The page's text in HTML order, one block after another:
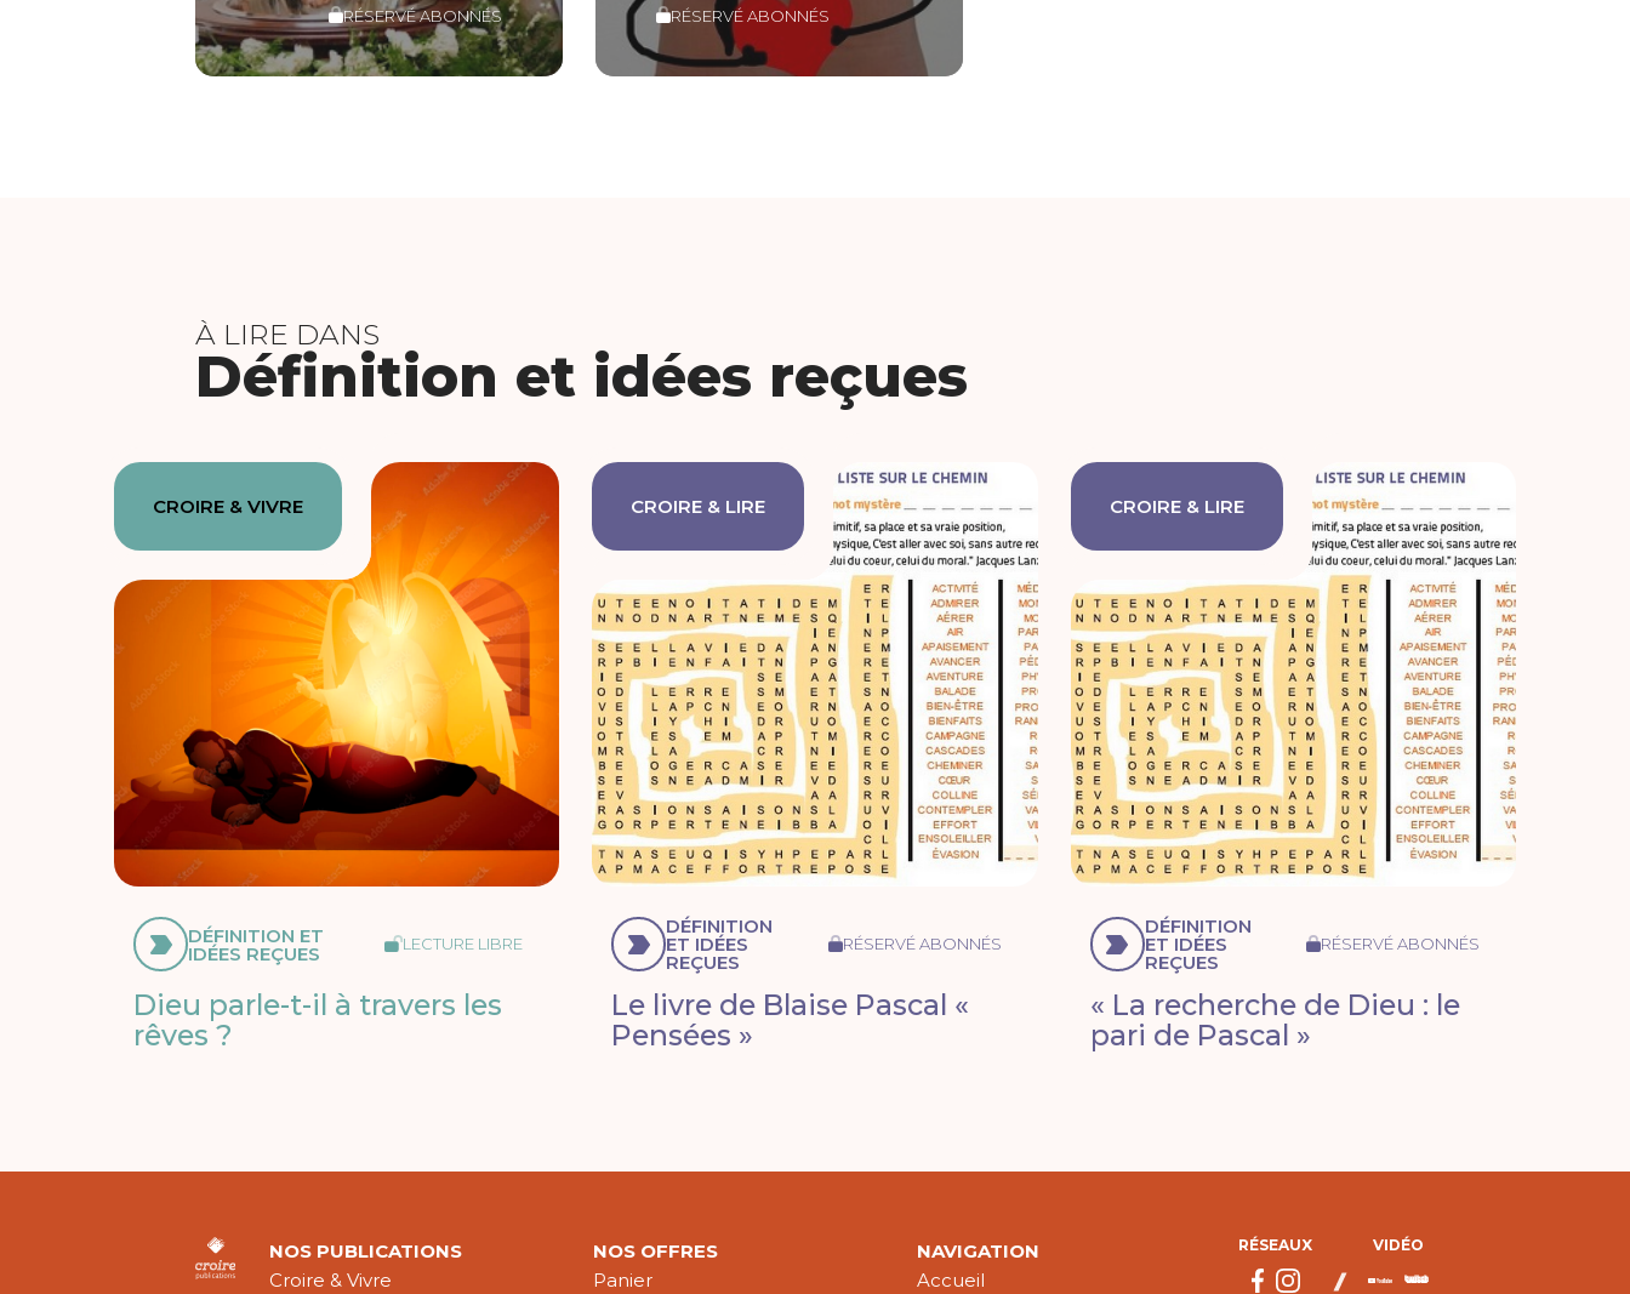
RÉSERVÉ ABONNÉS RÉSERVÉ ABONNÉS
À LIRE DANS
Définition et idées reçues
CROIRE & VIVRE
DÉFINITION ET
IDÉES REÇUES LECTURE LIBRE
Dieu parle-t-il à travers les
rêves ?
CROIRE & LIRE
DÉFINITION
ET IDÉES
REÇUES
RÉSERVÉ ABONNÉS
Le livre de Blaise Pascal «
Pensées »
CROIRE & LIRE
DÉFINITION
ET IDÉES
REÇUES
RÉSERVÉ ABONNÉS
« La recherche de Dieu : le
pari de Pascal »
NOS PUBLICATIONS
Croire & Vivre
NOS OFFRES
Panier
NAVIGATION
Accueil
RÉSEAUX VIDÉO